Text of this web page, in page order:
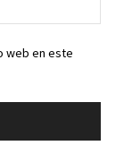
web:
web en este